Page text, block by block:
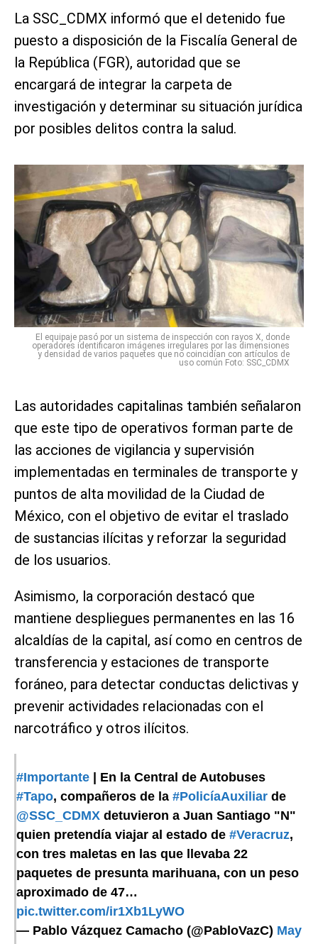
La SSC_CDMX informó que el detenido fue
puesto a disposición de la Fiscalía General de
la República (FGR), autoridad que se
encargará de integrar la carpeta de
investigación y determinar su situación jurídica
por posibles delitos contra la salud.
El equipaje pasó por un sistema de inspección con rayos X, donde
operadores identificaron imágenes irregulares por las dimensiones
y densidad de varios paquetes que no coincidían con artículos de
uso común Foto: SSC_CDMX
Las autoridades capitalinas también señalaron
que este tipo de operativos forman parte de
las acciones de vigilancia y supervisión
implementadas en terminales de transporte y
puntos de alta movilidad de la Ciudad de
México, con el objetivo de evitar el traslado
de sustancias ilícitas y reforzar la seguridad
de los usuarios.
Asimismo, la corporación destacó que
mantiene despliegues permanentes en las 16
alcaldías de la capital, así como en centros de
transferencia y estaciones de transporte
foráneo, para detectar conductas delictivas y
prevenir actividades relacionadas con el
narcotráfico y otros ilícitos.
#Importante | En la Central de Autobuses
#Tapo, compañeros de la #PolicíaAuxiliar de
@SSC_CDMX detuvieron a Juan Santiago "N"
quien pretendía viajar al estado de #Veracruz,
con tres maletas en las que llevaba 22
paquetes de presunta marihuana, con un peso
aproximado de 47…
pic.twitter.com/ir1Xb1LyWO
— Pablo Vázquez Camacho (@PabloVazC) May